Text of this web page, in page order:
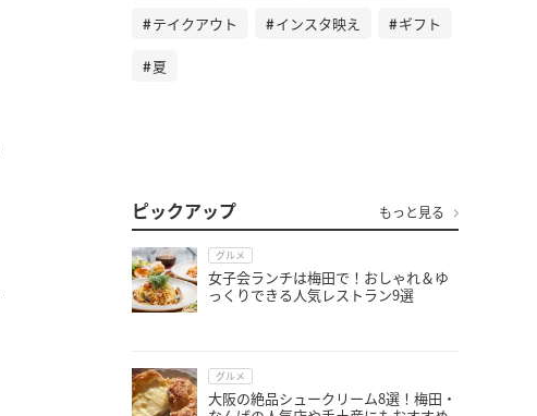
テイクアウト インスタ映え ギフト
夏
ピックアップ もっと見る
グルメ
女子会ランチは梅田で！おしゃれ＆ゆ
っくりできる人気レストラン9選
グルメ
大阪の絶品シュークリーム8選！梅田・